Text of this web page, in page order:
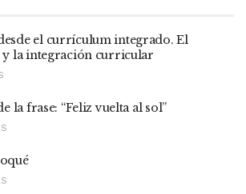
el currículum integrado. El
y la integración curricular
la frase: “Feliz vuelta al sol”